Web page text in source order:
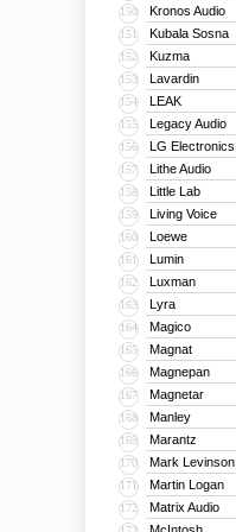
150 Kronos Audio
151 Kubala Sosna
152 Kuzma
153 Lavardin
154 LEAK
155 Legacy Audio
156 LG Electronics
157 Lithe Audio
158 Little Lab
159 Living Voice
160 Loewe
161 Lumin
162 Luxman
163 Lyra
164 Magico
165 Magnat
166 Magnepan
167 Magnetar
168 Manley
169 Marantz
170 Mark Levinson
171 Martin Logan
172 Matrix Audio